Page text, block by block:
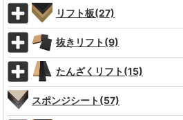
リフト板(27)
抜きリフト(9)
たんざくリフト(15)
スポンジシート(57)